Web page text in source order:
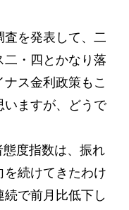
を発表して、二
二・四とかなり落
ス金利政策もこ
いますが、どうで
態度指数は、振れ
を続けてきたわけ
で前月比低下し